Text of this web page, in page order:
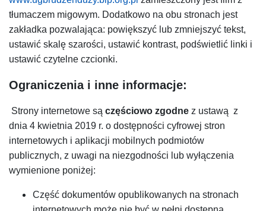
tłumaczem migowym. Dodatkowo na obu stronach jest
zakładka pozwalająca: powiększyć lub zmniejszyć tekst,
ustawić skalę szarości, ustawić kontrast, podświetlić linki i
ustawić czytelne czcionki.
Ograniczenia i inne informacje:
Strony internetowe są częściowo zgodne z ustawą z
dnia 4 kwietnia 2019 r. o dostępności cyfrowej stron
internetowych i aplikacji mobilnych podmiotów
publicznych, z uwagi na niezgodności lub wyłączenia
wymienione poniżej:
Część dokumentów opublikowanych na stronach